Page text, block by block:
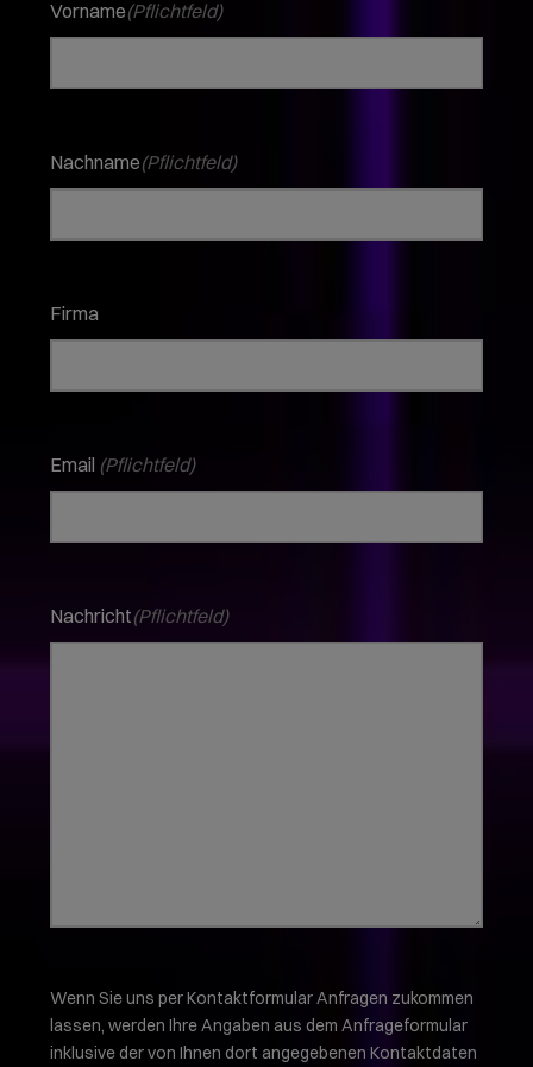
Vorname(Pflichtfeld)
Nachname(Pflichtfeld)
Firma
Email (Pflichtfeld)
Nachricht(Pflichtfeld)
Wenn Sie uns per Kontaktformular Anfragen zukommen
lassen, werden Ihre Angaben aus dem Anfrageformular
inklusive der von Ihnen dort angegebenen Kontaktdaten